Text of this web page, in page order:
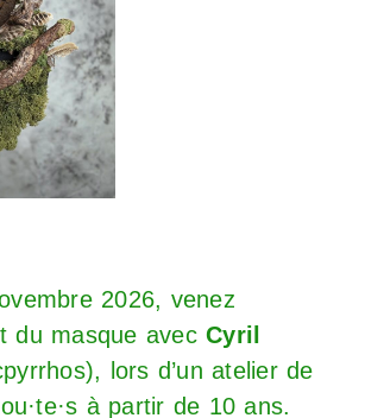
2026, venez
du masque avecCyril
), lors d’un atelier de
à partir de 10 ans.